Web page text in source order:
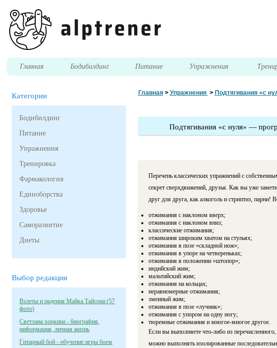
Главная Бодибилдинг Питание Упражнения
Категории
Бодибилдинг
Питание
Упражнения
Тренировка
Фармакология
Единоборства
Здоровье
Саморазвитие
Диеты
Выбор редакции
Взлеты и падения Майка Тайсона (57
фото)
Светлана хоркина - биография,
информация, личная жизнь
Гитарный бой - обучение игры боем
Главная> Упражнения > Подтягивания «с
Подтягивания «с нуля» —
Перечень классических упражнений с
секрет сверхдвижений, друзья. Как вы уже
друг для друга, как алкоголь и стриптиз, парни!
отжимания с наклоном вверх;
отжимания с наклоном вниз;
классические отжимания;
отжимания широким хватом на стульях;
отжимания в позе «складной нож»;
отжимания в упоре на четвереньках;
отжимания в положении «штопор»;
индийский жим;
мальтийский жим;
отжимания на кольцах;
неравномерные отжимания;
змеиный жим;
отжимания в позе «лучник»;
отжимания с упором на одну ногу;
тюремные отжимания и многое-многое другое.
Если вы выполняете что-либо из
можно выполнять изолированные